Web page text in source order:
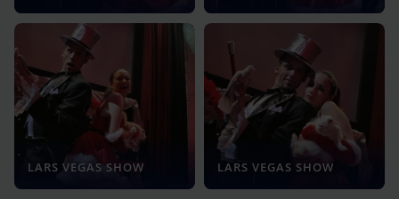
LARS VEGAS SHOW LARS VEGAS SHOW